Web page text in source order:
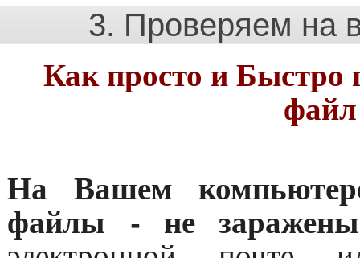
3. Проверяем на
Как просто и Быстро
На Вашем
файлы - не